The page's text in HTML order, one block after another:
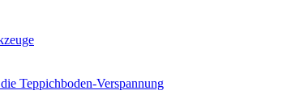
Teppichboden-Verspannung